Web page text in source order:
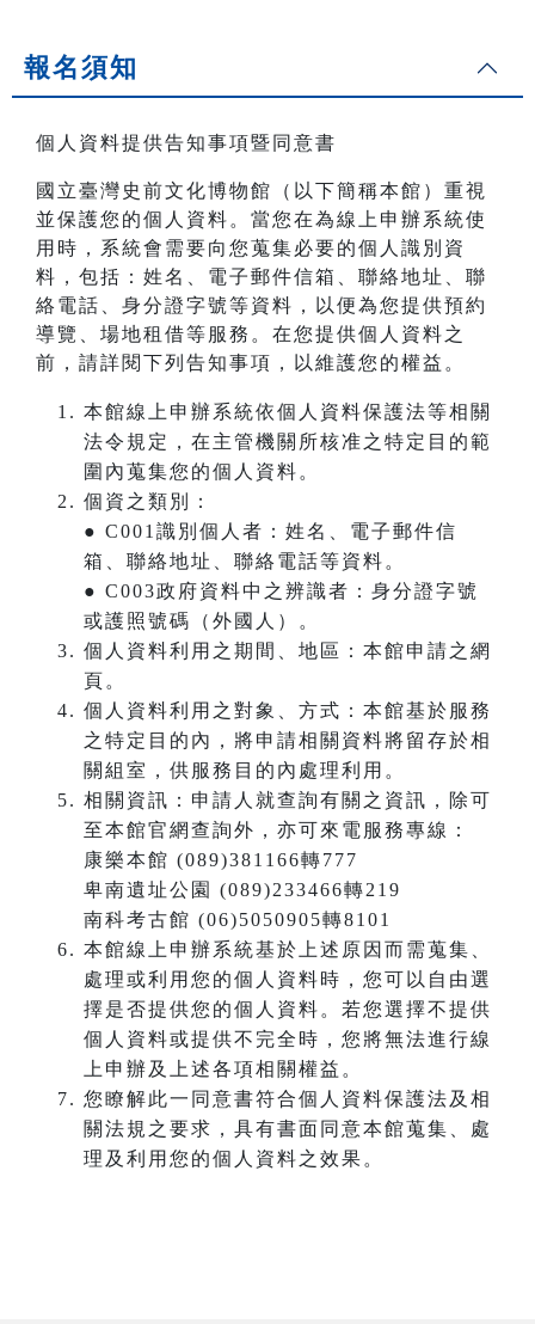
報名須知
個人資料提供告知事項暨同意書
國立臺灣史前文化博物館（以下簡稱本館）重視
並保護您的個人資料。當您在為線上申辦系統使
用時，系統會需要向您蒐集必要的個人識別資
料，包括：姓名、電子郵件信箱、聯絡地址、聯
絡電話、身分證字號等資料，以便為您提供預約
導覽、場地租借等服務。在您提供個人資料之
前，請詳閱下列告知事項，以維護您的權益。
本館線上申辦系統依個人資料保護法等相關
法令規定，在主管機關所核准之特定目的範
圍內蒐集您的個人資料。
個資之類別：
● C001識別個人者：姓名、電子郵件信
箱、聯絡地址、聯絡電話等資料。
● C003政府資料中之辨識者：身分證字號
或護照號碼（外國人）。
個人資料利用之期間、地區：本館申請之網
頁。
個人資料利用之對象、方式：本館基於服務
之特定目的內，將申請相關資料將留存於相
關組室，供服務目的內處理利用。
相關資訊：申請人就查詢有關之資訊，除可
至本館官網查詢外，亦可來電服務專線：
康樂本館 (089)381166轉777
卑南遺址公園 (089)233466轉219
南科考古館 (06)5050905轉8101
本館線上申辦系統基於上述原因而需蒐集、
處理或利用您的個人資料時，您可以自由選
擇是否提供您的個人資料。若您選擇不提供
個人資料或提供不完全時，您將無法進行線
上申辦及上述各項相關權益。
您瞭解此一同意書符合個人資料保護法及相
關法規之要求，具有書面同意本館蒐集、處
理及利用您的個人資料之效果。